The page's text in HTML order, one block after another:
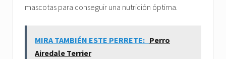
mascotas para conseguir una nutrición óptima.
MIRA TAMBIÉN ESTE PERRETE: Perro
Airedale Terrier